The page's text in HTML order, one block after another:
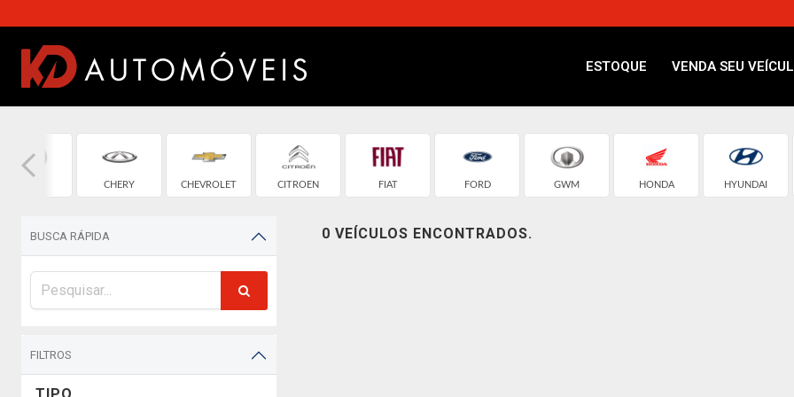
ESTOQUE VENDA SEU
CHERY CHEVROLET CITROEN FIAT FORD GWM HONDA HYUNDAI
BUSCA RÁPIDA
FILTROS
0 VEÍCULOS ENCONTRADOS.